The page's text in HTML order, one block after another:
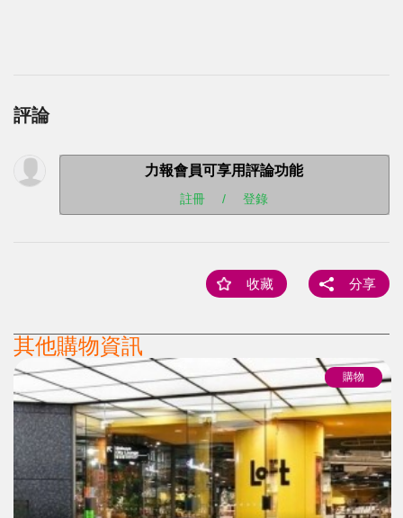
評論
力報會員可享用評論功能
註冊 / 登錄
收藏 分享
其他購物資訊
購物